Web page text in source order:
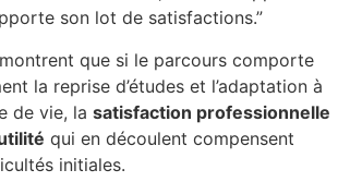
son lot de satisfactions.”
que si le parcours comporte
la reprise d’études et l’adaptation à
de vie, la satisfaction professionnelle
qui en découlent compensent
initiales.